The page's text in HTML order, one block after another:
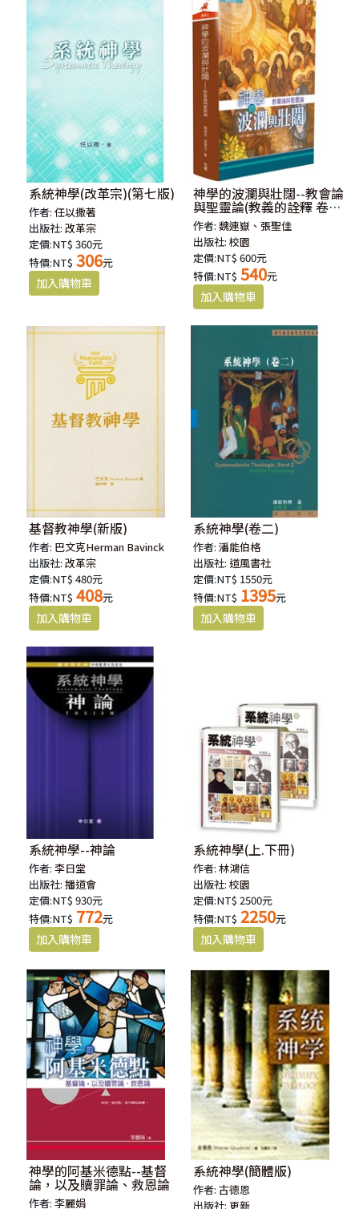
系統神學(改革宗)(第七版)
作者:任以撒著
出版社:改革宗
定價:NT$ 360元
特價:NT$ 306元
神學的波瀾與壯闊--教會論
與聖靈論(教義的詮釋 卷
三)
作者:魏連嶽、張聖佳
出版社:校園
定價:NT$ 600元
特價:NT$ 540元
基督教神學(新版)
作者: 巴文克Herman Bavinck
出版社:改革宗
定價:NT$ 480元
特價:NT$ 408元
系統神學(卷二)
作者:潘能伯格
出版社:道風書社
定價:NT$ 1550元
特價:NT$ 1395元
系統神學--神論
作者:李日堂
出版社:播道會
定價:NT$ 930元
特價:NT$ 772元
系統神學(上.下冊)
作者:林鴻信
出版社:校園
定價:NT$ 2500元
特價:NT$ 2250元
神學的阿基米德點--基督
論，以及贖罪論、救恩論
作者:李麗娟
系統神學(簡體版)
作者:古德恩
出版社:更新